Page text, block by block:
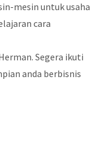
mesin untuk usaha
cara
Segera ikuti
anda berbisnis